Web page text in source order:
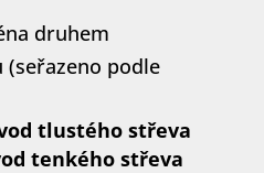
druhem
(seřazeno podle
tlustého střeva
tenkého střeva